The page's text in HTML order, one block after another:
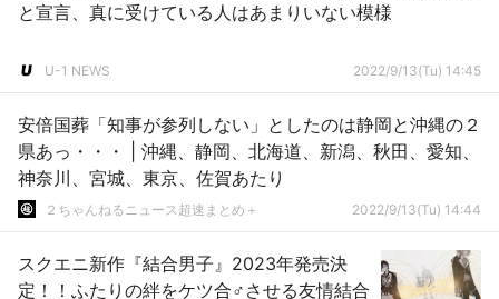
と宣言、真に受けている人はあまりいない模様
U-1 NEWS 2022/9/13(Tu) 14:45
安倍国葬「知事が参列しない」としたのは静岡と沖縄の２
県あっ・・・ | 沖縄、静岡、北海道、新潟、秋田、愛知、
神奈川、宮城、東京、佐賀あたり
２ちゃんねるニュース超速まとめ＋ 2022/9/13(Tu) 14:44
スクエニ新作『結合男子』2023年発売決
定！！ふたりの絆をケツ合♂させる友情結合